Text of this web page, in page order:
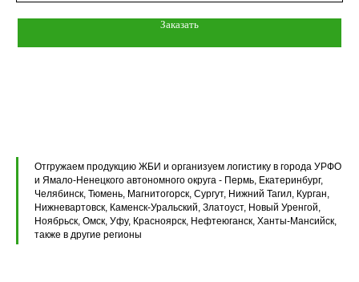
Заказать
Отгружаем продукцию ЖБИ и организуем логистику в города УРФО
и Ямало-Ненецкого автономного округа - Пермь, Екатеринбург,
Челябинск, Тюмень, Магнитогорск, Сургут, Нижний Тагил, Курган,
Нижневартовск, Каменск-Уральский, Златоуст, Новый Уренгой,
Ноябрьск, Омск, Уфу, Красноярск, Нефтеюганск, Ханты-Мансийск,
также в другие регионы
Элементы лестниц
Плиты перекрытия ПТ
Фундаментные блоки ФБС